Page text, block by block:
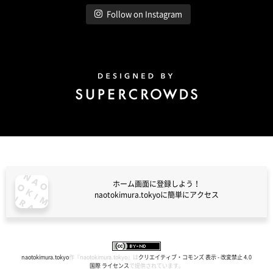
Follow on Instagram
ホーム画面に登録しよう！
naotokimura.tokyoに簡単にアクセス
naotokimura.tokyo作『 naotokimura.tokyo 』は クリエイティブ・コモンズ 表示 - 改変禁止 4.0
国際 ライセンス で提供されています。